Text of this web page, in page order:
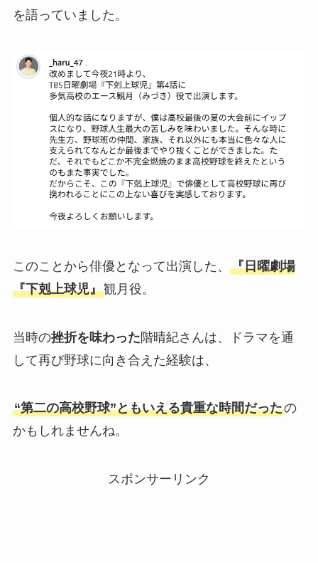
を語っていました。
このことから俳優となって出演した、 『日曜劇場
『下剋上球児』観月役。
当時の挫折を味わった階晴紀さんは、ドラマを通
して再び野球に向き合えた経験は、
“第二の高校野球”ともいえる貴重な時間だったの
かもしれませんね。
スポンサーリンク